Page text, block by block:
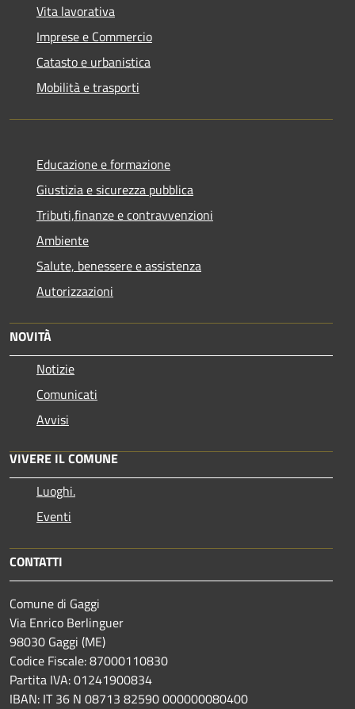
Vita lavorativa
Imprese e Commercio
Catasto e urbanistica
Mobilità e trasporti
Educazione e formazione
Giustizia e sicurezza pubblica
Tributi,finanze e contravvenzioni
Ambiente
Salute, benessere e assistenza
Autorizzazioni
NOVITÀ
Notizie
Comunicati
Avvisi
VIVERE IL COMUNE
Luoghi.
Eventi
CONTATTI
Comune di Gaggi
Via Enrico Berlinguer
98030 Gaggi (ME)
Codice Fiscale: 87000110830
Partita IVA: 01241900834
IBAN: IT 36 N 08713 82590 000000080400